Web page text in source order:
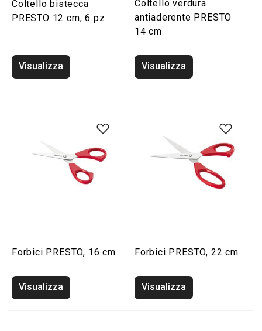
Coltello bistecca
PRESTO 12 cm, 6 pz
Visualizza
Coltello verdura
antiaderente PRESTO
14 cm
Visualizza
Forbici PRESTO, 16 cm
Visualizza
Forbici PRESTO, 22 cm
Visualizza